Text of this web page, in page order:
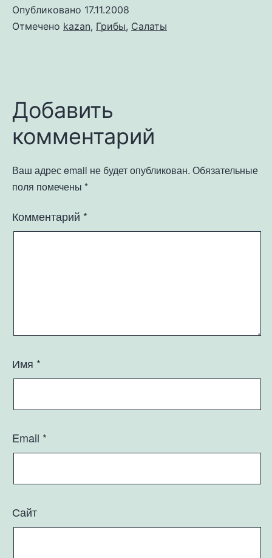
Опубликовано 17.11.2008
Отмечено kazan, Грибы, Салаты
Добавить
комментарий
Ваш адрес email не будет опубликован. Обязательные
поля помечены *
Комментарий *
Имя *
Email *
Сайт